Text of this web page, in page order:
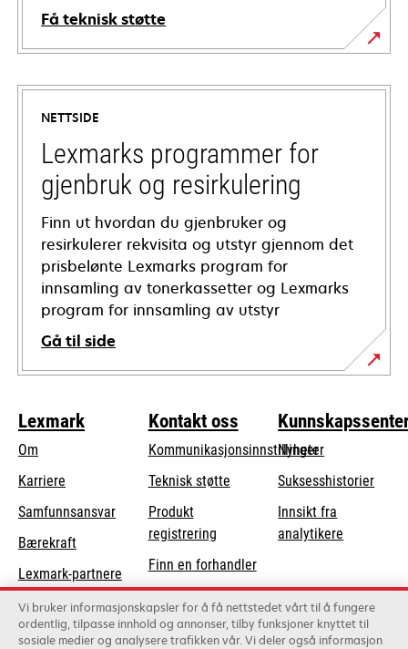
Få teknisk støtte
opens
in
new
tab
NETTSIDE
Lexmarks programmer for
gjenbruk og resirkulering
Finn ut hvordan du gjenbruker og
resirkulerer rekvisita og utstyr gjennom det
prisbelønte Lexmarks program for
innsamling av tonerkassetter og Lexmarks
program for innsamling av utstyr
Gå til side
Lexmark
Om
Karriere
Samfunnsansvaropens
new
Bærekraft
Lexmark-partnere
Kontakt oss
Kommunikasjonsinnstillinger
Teknisk støtteopens
tab
Produkt
registrering
Finn en forhandler
Liste over
grossister
Nyheter
Suksesshistorier
Innsikt fra
analytikere
Vi bruker informasjonskapsler for å få nettstedet vårt til å fungere
ordentlig, tilpasse innhold og annonser, tilby funksjoner knyttet til
sosiale medier og analysere trafikken vår. Vi deler også informasjon